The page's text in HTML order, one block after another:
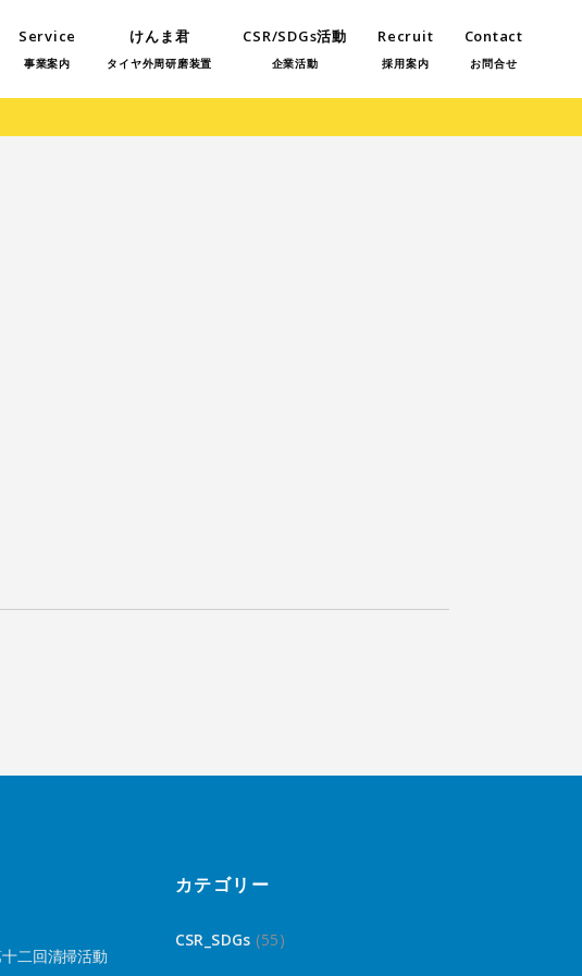
Service
事業案内
けんま君
タイヤ外周研磨装置
CSR/SDGs活動
企業活動
Recruit
採用案内
Contact
お問合せ
二回清掃活動
カテゴリー
CSR_SDGs (55)